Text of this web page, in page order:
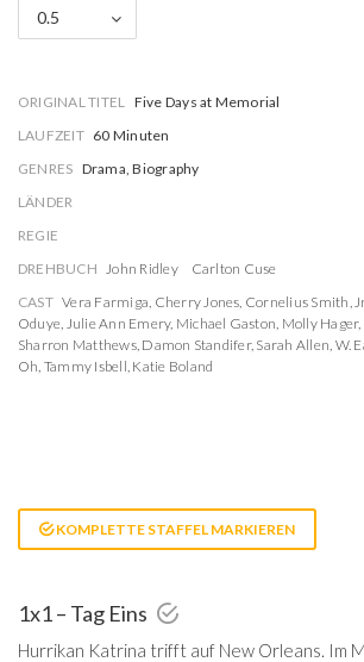
0.5
ORIGINAL TITEL Five Days at Memorial
LAUFZEIT 60 Minuten
GENRES Drama, Biography
LÄNDER
REGIE
DREHBUCH John Ridley
Carlton Cuse
CAST Vera Farmiga, Cherry Jones, Cornelius Smith,
Oduye, Julie Ann Emery, Michael Gaston, Molly Hager,
Sharron Matthews, Damon Standifer, Sarah Allen, W.
Oh, Tammy Isbell, Katie Boland
KOMPLETTE STAFFEL MARKIEREN
1x1 – Tag Eins
Hurrikan Katrina trifft auf New Orleans. Im